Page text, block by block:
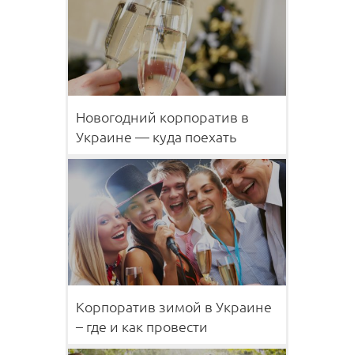
Новогодний корпоратив в
Украине — куда поехать
Корпоратив зимой в Украине
– где и как провести